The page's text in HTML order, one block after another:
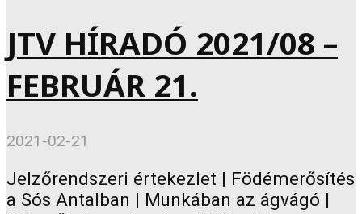
JTV HÍRADÓ 2021/08 –
FEBRUÁR 21.
2021-02-21
Jelzőrendszeri értekezlet | Födémerősítés
a Sós Antalban | Munkában az ágvágó |